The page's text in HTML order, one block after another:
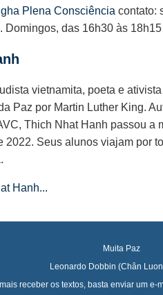
Plena Consciência contato:
Domingos, das 16h30 às 18h15
vietnamita, poeta e
Paz por Martin Luther King.
Thich Nhat Hanh passou a
2022. Seus alunos viajam por
Hanh...
Muita Paz
Leonardo Dobbin (Chân
receber os textos, basta enviar um